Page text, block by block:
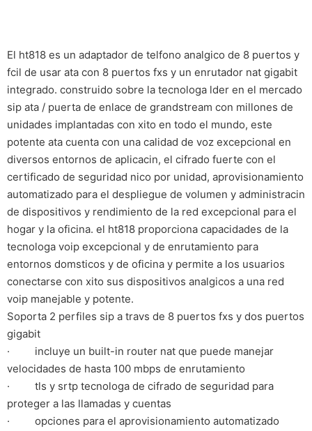
El ht818 es un adaptador de telfono analgico de 8 puertos y
fcil de usar ata con 8 puertos fxs y un enrutador nat gigabit
integrado. construido sobre la tecnologa lder en el mercado
sip ata / puerta de enlace de grandstream con millones de
unidades implantadas con xito en todo el mundo, este
potente ata cuenta con una calidad de voz excepcional en
diversos entornos de aplicacin, el cifrado fuerte con el
certificado de seguridad nico por unidad, aprovisionamiento
automatizado para el despliegue de volumen y administracin
de dispositivos y rendimiento de la red excepcional para el
hogar y la oficina. el ht818 proporciona capacidades de la
tecnologa voip excepcional y de enrutamiento para
entornos domsticos y de oficina y permite a los usuarios
conectarse con xito sus dispositivos analgicos a una red
voip manejable y potente.
Soporta 2 perfiles sip a travs de 8 puertos fxs y dos puertos
gigabit
· incluye un built-in router nat que puede manejar
velocidades de hasta 100 mbps de enrutamiento
· tls y srtp tecnologa de cifrado de seguridad para
proteger a las llamadas y cuentas
· opciones para el aprovisionamiento automatizado